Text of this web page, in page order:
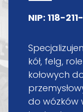
NIP: 118-
kół, felg,
kołowych
do wózków